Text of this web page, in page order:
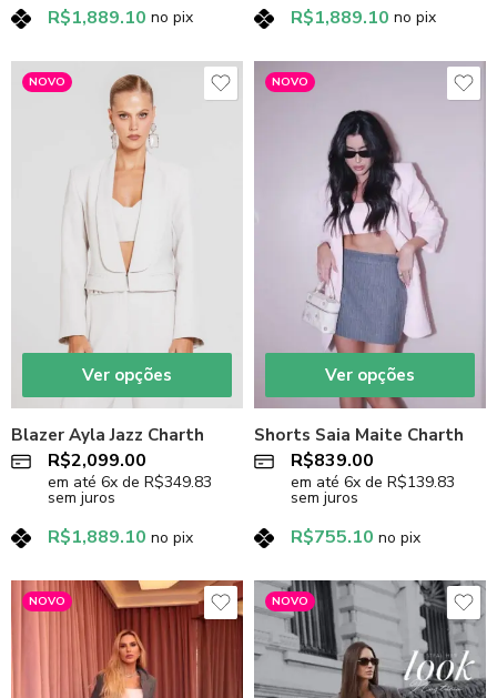
R$1,889.10 no pix R$1,889.10 no pix
NOVO
Ver opções
Blazer Ayla Jazz Charth
R$2,099.00
em até 6x de R$349.83
sem juros
R$1,889.10 no pix
NOVO
Ver opções
Shorts Saia Maite Charth
R$839.00
em até 6x de R$139.83
sem juros
R$755.10 no pix
NOVO NOVO